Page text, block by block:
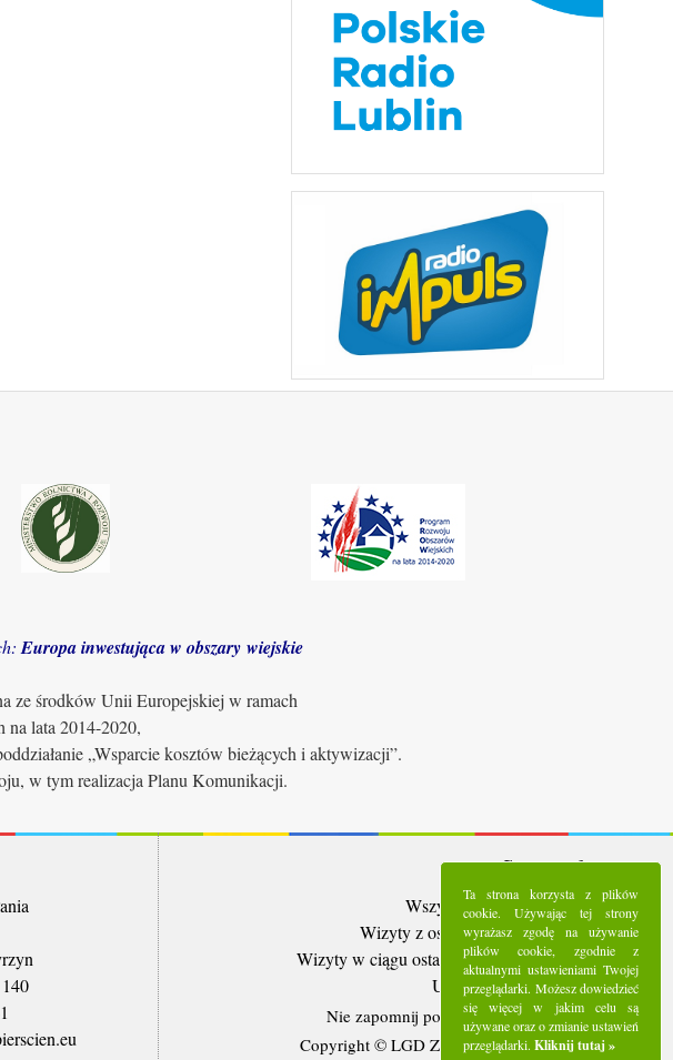
Europa inwestująca w obszary wiejskie
ze środków Unii Europejskiej w ramach
na lata 2014-2020,
„Wsparcie kosztów bieżących i aktywizacji”.
w tym realizacja Planu Komunikacji.
Statystyki:
Wszystkie wizyty: 5299030
Wizyty z ostatnich 30 dni: 100276
Wizyty w ciągu ostatniego tygodnia:
25130
Użytkownicy online: 11
Nie zapomnij polubić nas na Facebooku
Copyright © LGD Zielony Pierścień - 2016.
Ta strona korzysta z plików
cookie. Używając tej strony
wyrażasz zgodę na używanie
plików cookie, zgodnie z
aktualnymi ustawieniami Twojej
przeglądarki. Możesz dowiedzieć
się więcej w jakim celu są
używane oraz o zmianie ustawień
przeglądarki. Kliknij tutaj »